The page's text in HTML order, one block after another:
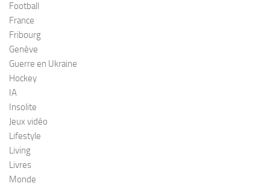
Football
France
Fribourg
Genève
Guerre en Ukraine
Hockey
IA
Insolite
Jeux vidéo
Lifestyle
Living
Livres
Monde